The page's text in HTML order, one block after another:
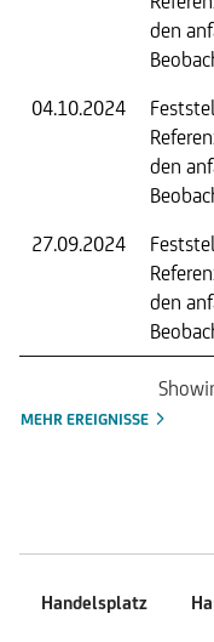
den
04.10.2024
den
27.09.2024
den
MEHR EREIGNISSE
Handelsplatz